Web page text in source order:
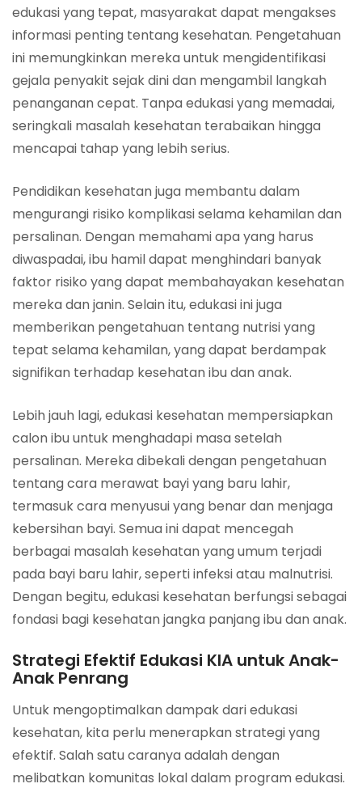
edukasi yang tepat, masyarakat dapat mengakses
informasi penting tentang kesehatan. Pengetahuan
ini memungkinkan mereka untuk mengidentifikasi
gejala penyakit sejak dini dan mengambil langkah
penanganan cepat. Tanpa edukasi yang memadai,
seringkali masalah kesehatan terabaikan hingga
mencapai tahap yang lebih serius.
Pendidikan kesehatan juga membantu dalam
mengurangi risiko komplikasi selama kehamilan dan
persalinan. Dengan memahami apa yang harus
diwaspadai, ibu hamil dapat menghindari banyak
faktor risiko yang dapat membahayakan kesehatan
mereka dan janin. Selain itu, edukasi ini juga
memberikan pengetahuan tentang nutrisi yang
tepat selama kehamilan, yang dapat berdampak
signifikan terhadap kesehatan ibu dan anak.
Lebih jauh lagi, edukasi kesehatan mempersiapkan
calon ibu untuk menghadapi masa setelah
persalinan. Mereka dibekali dengan pengetahuan
tentang cara merawat bayi yang baru lahir,
termasuk cara menyusui yang benar dan menjaga
kebersihan bayi. Semua ini dapat mencegah
berbagai masalah kesehatan yang umum terjadi
pada bayi baru lahir, seperti infeksi atau malnutrisi.
Dengan begitu, edukasi kesehatan berfungsi sebagai
fondasi bagi kesehatan jangka panjang ibu dan anak.
Strategi Efektif Edukasi KIA untuk Anak-
Anak Penrang
Untuk mengoptimalkan dampak dari edukasi
kesehatan, kita perlu menerapkan strategi yang
efektif. Salah satu caranya adalah dengan
melibatkan komunitas lokal dalam program edukasi.